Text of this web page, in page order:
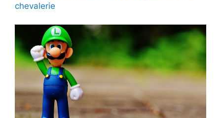
chevalerie